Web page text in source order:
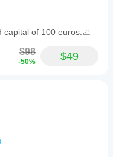
capital of 100 euros.📈
$98
-50% $49